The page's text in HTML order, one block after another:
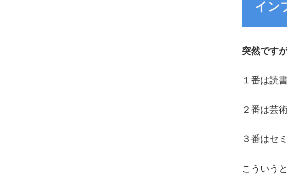
イン
突然です
１番は読
２番は芸
３番はセ
こういう